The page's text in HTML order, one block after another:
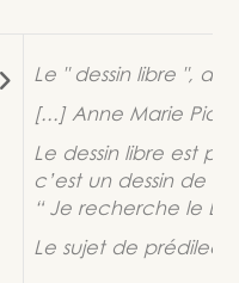
Le " dessin libre ",
[...] Anne Marie Pic-
Le dessin libre est
c’est un dessin de
“ Je recherche le
Le sujet de